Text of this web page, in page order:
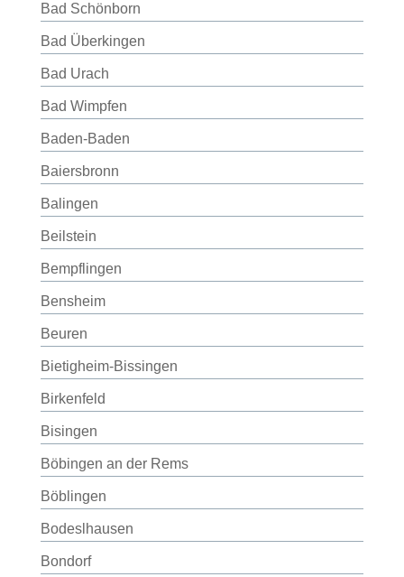
Bad Schönborn
Bad Überkingen
Bad Urach
Bad Wimpfen
Baden-Baden
Baiersbronn
Balingen
Beilstein
Bempflingen
Bensheim
Beuren
Bietigheim-Bissingen
Birkenfeld
Bisingen
Böbingen an der Rems
Böblingen
Bodeslhausen
Bondorf